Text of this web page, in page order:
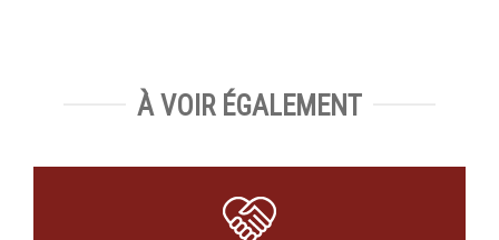
À VOIR ÉGALEMENT